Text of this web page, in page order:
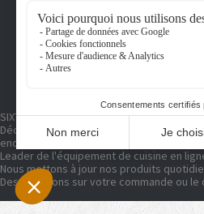
Abonnez-vous à la
MOYENS DE PAIEMENT
SIXTAN distribue, conditionne et
Découvrez de nombreuses références
endroit !
Leader de l'équipement de cuisine en
Nous mettons à jour nos produits
Des questions sur votre commande ou